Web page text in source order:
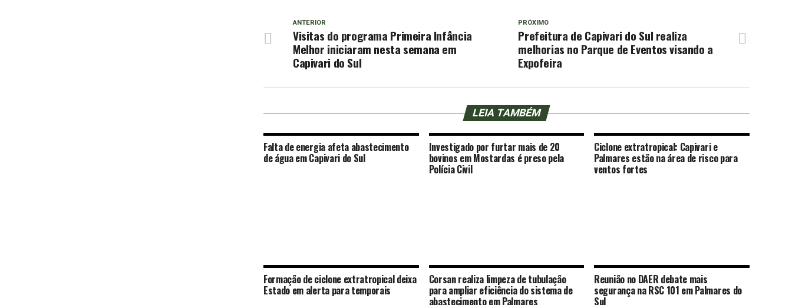
PRÓXIMO
Prefeitura de Capivari do Sul realiza
melhorias no Parque de Eventos visando a
Expofeira
ANTERIOR
Visitas do programa Primeira Infância
Melhor iniciaram nesta semana em
Capivari do Sul
LEIA TAMBÉM
Falta de energia afeta abastecimento
de água em Capivari do Sul
Investigado por furtar mais de 20
bovinos em Mostardas é preso pela
Polícia Civil
Ciclone extratropical: Capivari e
Palmares estão na área de risco para
ventos fortes
Formação de ciclone extratropical deixa
Estado em alerta para temporais
Corsan realiza limpeza de tubulação
para ampliar eficiência do sistema de
abastecimento em Palmares
Reunião no DAER debate mais
segurança na RSC 101 em Palmares do
Sul